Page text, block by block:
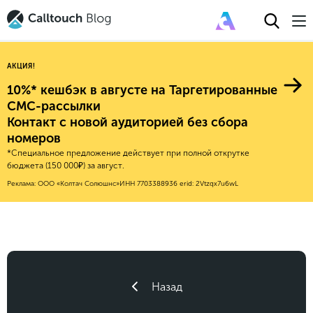
Авторитейл
Финансы
Е-коммерс
2025
2024
2021
Новые продукты
Эксплейнеры
Обновления продуктов Calltouch
Индекс здоровья российского
Аналитика
Callday
MeetUp
АКЦИЯ!
10%* кешбэк в августе на Таргетированные
СМС-рассылки
Контакт с новой аудиторией без сбора
номеров
*Специальное предложение действует при полной открутке
бюджета (150 000₽) за август.
Реклама: ООО «Колтач Солюшнс»ИНН 7703388936 erid: 2Vtzqx7u6wL
Назад